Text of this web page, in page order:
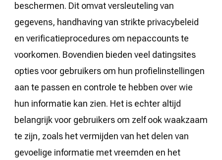
beschermen. Dit omvat versleuteling van
gegevens, handhaving van strikte privacybeleid
en verificatieprocedures om nepaccounts te
voorkomen. Bovendien bieden veel datingsites
opties voor gebruikers om hun profielinstellingen
aan te passen en controle te hebben over wie
hun informatie kan zien. Het is echter altijd
belangrijk voor gebruikers om zelf ook waakzaam
te zijn, zoals het vermijden van het delen van
gevoelige informatie met vreemden en het